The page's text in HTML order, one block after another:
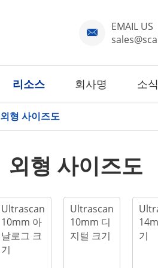

EMAIL US
리소스 회사명 소식
외형 사이즈도
외형 사이즈도
Ultrascan
10mm 아
날로그 크
기
Ultrascan
10mm 디
지털 크기
기